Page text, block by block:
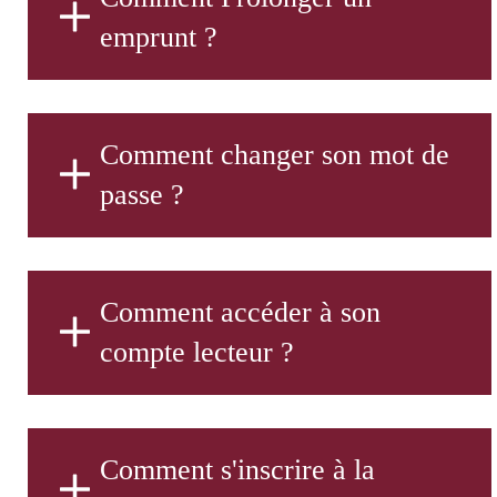
emprunt ?
Comment changer son mot de
passe ?
Comment accéder à son
compte lecteur ?
Comment s'inscrire à la